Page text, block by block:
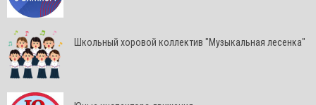
Школьный хоровой коллектив "Музыкальная лесенка"